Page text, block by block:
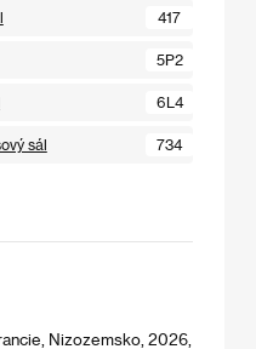
417
5P2
6L4
sál 734
Nizozemsko, 2026,